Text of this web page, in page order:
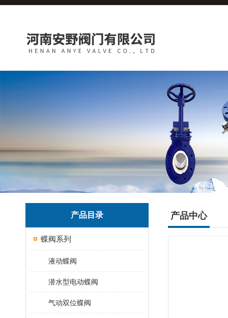
产品目录
蝶阀系列
液动蝶阀
潜水型电动蝶阀
气动双位蝶阀
产品中心